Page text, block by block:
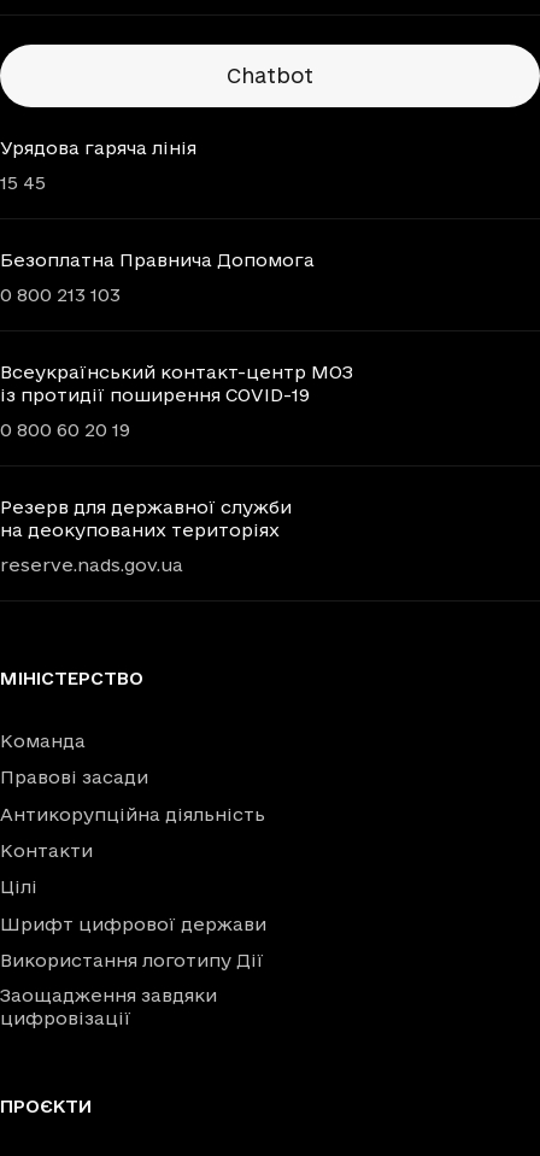
Chatbots
Chatbot
Урядова гаряча лінія
15 45
Безоплатна Правнича Допомога
0 800 213 103
Всеукраїнський контакт-центр МОЗ
із протидії поширення COVID-19
0 800 60 20 19
Резерв для державної служби
на деокупованих територіях
reserve.nads.gov.ua
МІНІСТЕРСТВО
Команда
Правові засади
Антикорупційна діяльність
Контакти
Цілі
Шрифт цифрової держави
Використання логотипу Дії
Заощадження завдяки
цифровізації
ПРОЄКТИ